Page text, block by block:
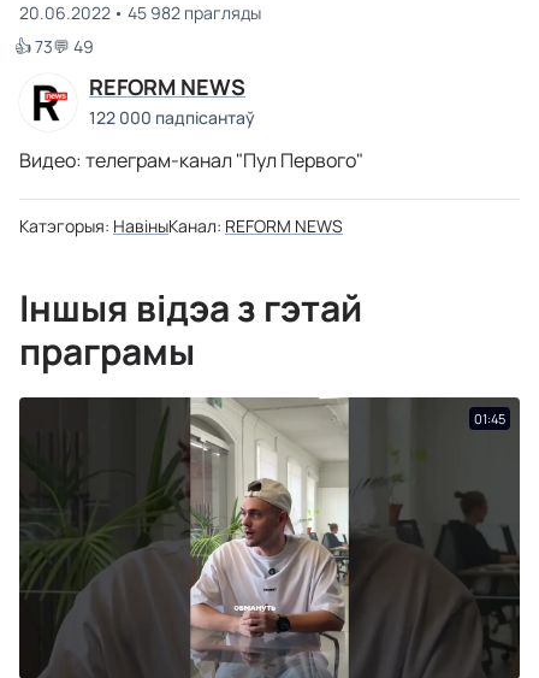
20.06.2022
45 982 прагляды
👍 73💬 49
REFORM NEWS
122 000 падпісантаў
Видео: телеграм-канал "Пул Первого"
Катэгорыя: НавіныКанал: REFORM NEWS
Іншыя відэа з гэтай
праграмы
01:45